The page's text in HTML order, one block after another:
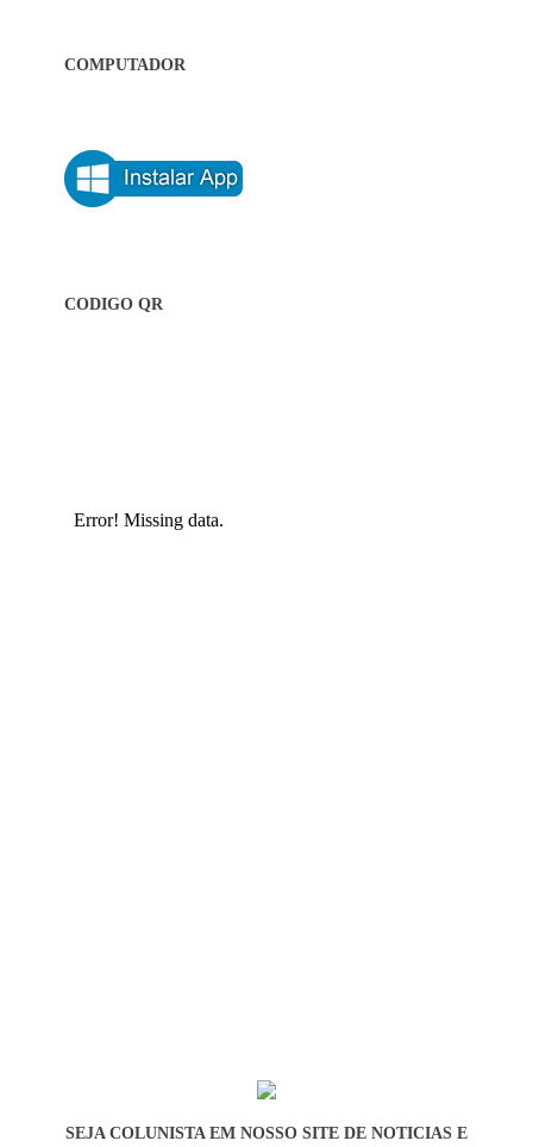
COMPUTADOR
CODIGO QR
SEJA COLUNISTA EM NOSSO SITE DE NOTICIAS E